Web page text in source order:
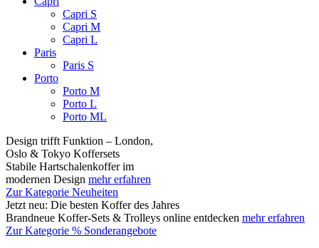
Capri S
Capri M
Capri L
Paris
Paris S
Porto
Porto M
Porto L
Porto ML
Design trifft Funktion – London,
Oslo & Tokyo Koffersets
Stabile Hartschalenkoffer im
modernen Design mehr erfahren
Zur Kategorie Neuheiten
Jetzt neu: Die besten Koffer des Jahres
Brandneue Koffer-Sets & Trolleys online entdecken mehr erfahren
Zur Kategorie % Sonderangebote